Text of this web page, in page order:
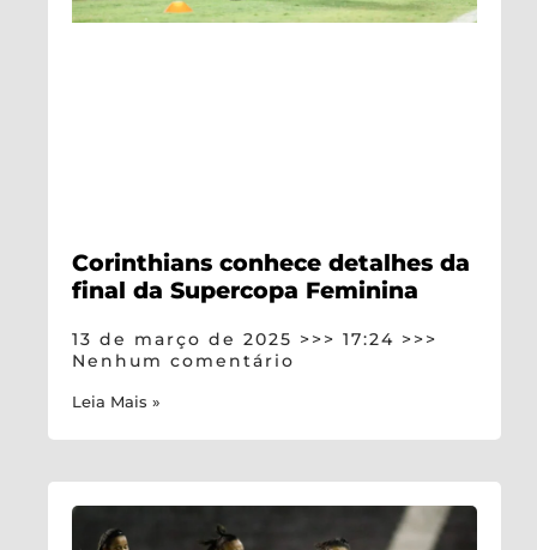
Corinthians conhece detalhes da
final da Supercopa Feminina
13 de março de 2025
17:24
Nenhum comentário
Leia Mais »